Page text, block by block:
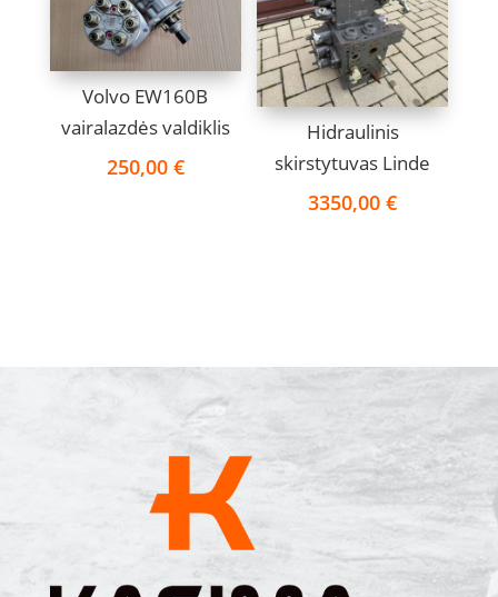
Volvo EW160B
vairalazdės valdiklis
250,00 €
Hidraulinis
skirstytuvas Linde
3350,00€